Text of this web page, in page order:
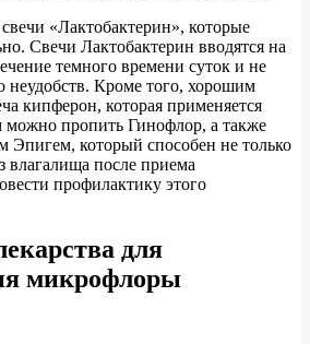
«Лактобактерин», которые
Свечи Лактобактерин вводятся на
темного времени суток и не
неудобств. Кроме того, хорошим
кипферон, которая применяется
пропить Гинофлор, а также
Эпигем, который способен не только
влагалища после приема
профилактику этого
для
микрофлоры